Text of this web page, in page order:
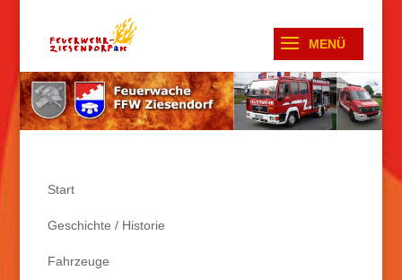
Start
Geschichte / Historie
Fahrzeuge